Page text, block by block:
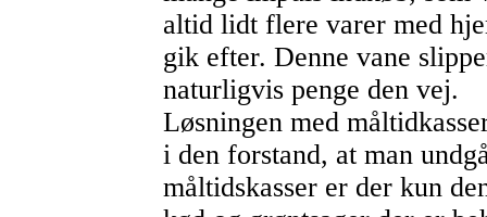
altid lidt flere varer med
gik efter. Denne vane
naturligvis penge den vej.
Løsningen med
i den forstand, at man
måltidskasser er der kun